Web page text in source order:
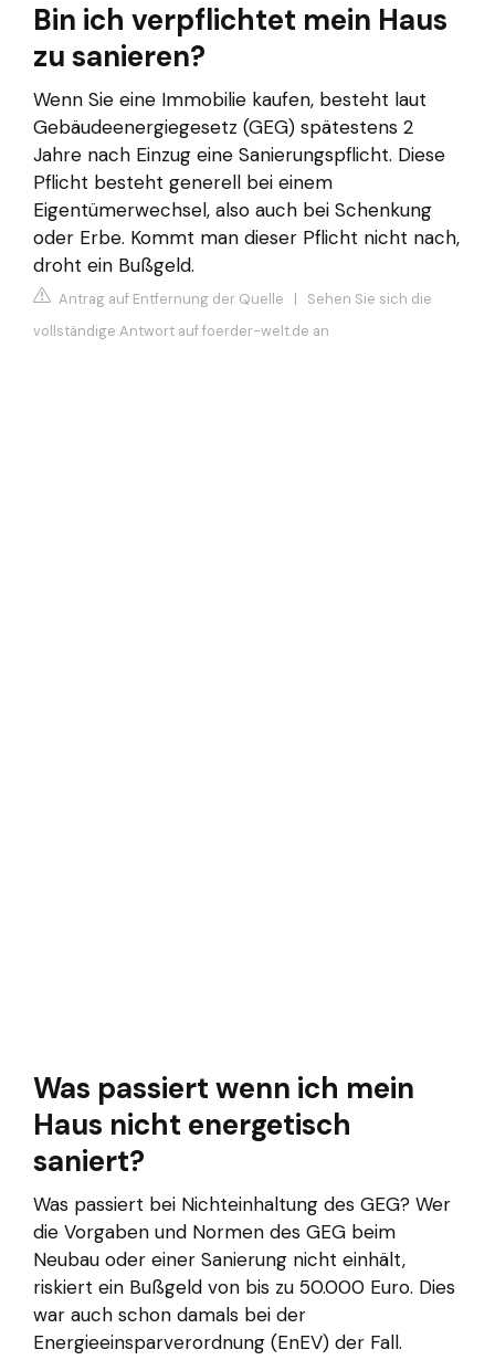
Bin ich verpflichtet mein Haus
zu sanieren?
Wenn Sie eine Immobilie kaufen, besteht laut
Gebäudeenergiegesetz (GEG) spätestens 2
Jahre nach Einzug eine Sanierungspflicht. Diese
Pflicht besteht generell bei einem
Eigentümerwechsel, also auch bei Schenkung
oder Erbe. Kommt man dieser Pflicht nicht nach,
droht ein Bußgeld.
Antrag auf Entfernung der Quelle | Sehen Sie sich die
vollständige Antwort auf foerder-welt.de an
Was passiert wenn ich mein
Haus nicht energetisch
saniert?
Was passiert bei Nichteinhaltung des GEG? Wer
die Vorgaben und Normen des GEG beim
Neubau oder einer Sanierung nicht einhält,
riskiert ein Bußgeld von bis zu 50.000 Euro. Dies
war auch schon damals bei der
Energieeinsparverordnung (EnEV) der Fall.